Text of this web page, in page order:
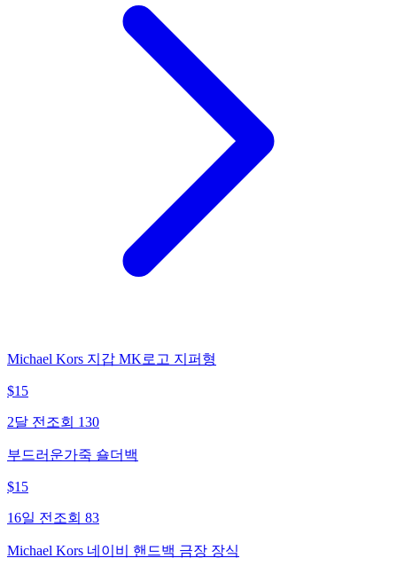
Michael Kors 지갑 MK로고 지퍼형
$15
2달 전 조회 130
부드러운가죽 숄더백
$15
16일 전 조회 83
Michael Kors 네이비 핸드백 금장 장식